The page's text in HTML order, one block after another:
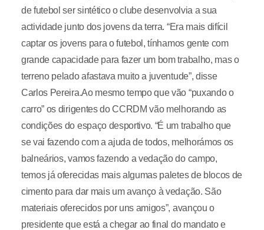
de futebol ser sintético o clube desenvolvia a sua
actividade junto dos jovens da terra. “Era mais difícil
captar os jovens para o futebol, tínhamos gente com
grande capacidade para fazer um bom trabalho, mas o
terreno pelado afastava muito a juventude”, disse
Carlos Pereira.Ao mesmo tempo que vão “puxando o
carro” os dirigentes do CCRDM vão melhorando as
condições do espaço desportivo. “É um trabalho que
se vai fazendo com a ajuda de todos, melhorámos os
balneários, vamos fazendo a vedação do campo,
temos já oferecidas mais algumas paletes de blocos de
cimento para dar mais um avanço à vedação. São
materiais oferecidos por uns amigos”, avançou o
presidente que está a chegar ao final do mandato e